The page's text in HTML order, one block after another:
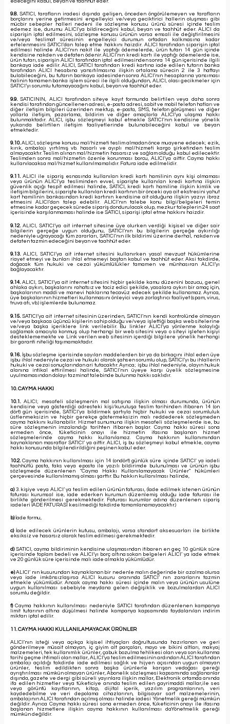
9.8.SATICI, tarafların iradesi dışında gelişen, önceden öngörülemeyen ve tarafların
borçlarını yerine getirmesini engelleyici ve/veya geciktirici hallerin oluşması gibi
mücbir sebepler halleri nedeni ile sözleşme konusu ürünü süresi içinde teslim
edemez ise, durumu ALICI'ya bildireceğini kabul, beyan ve taahhüt eder. ALICI da
siparişin iptal edilmesini, sözleşme konusu ürünün varsa emsali ile değiştirilmesini
ve/veya teslimat süresinin engelleyici durumun ortadan kalkmasına kadar
ertelenmesini SATICI’dan talep etme hakkını haizdir. ALICI tarafından siparişin iptal
edilmesi halinde ALICI’nın nakit ile yaptığı ödemelerde, ürün tutarı 14 gün içinde
kendisine nakden ve defaten ödenir. ALICI’nın kredi kartı ile yaptığı ödemelerde ise,
ürün tutarı, siparişin ALICI tarafından iptal edilmesinden sonra 14 gün içerisinde ilgili
bankaya iade edilir. ALICI, SATICI tarafından kredi kartına iade edilen tutarın banka
tarafından ALICI hesabına yansıtılmasına ilişkin ortalama sürecin 2 ile 3 haftayı
bulabileceğini, bu tutarın bankaya iadesinden sonra ALICI’nın hesaplarına yansıması
halinin tamamen banka işlem süreci ile ilgili olduğundan, ALICI, olası gecikmeler için
SATICI’yı sorumlu tutamayacağını kabul, beyan ve taahhüt eder.
9.9. SATICININ, ALICI tarafından siteye kayıt formunda belirtilen veya daha sonra
kendisi tarafından güncellenen adresi, e-posta adresi, sabit ve mobil telefon hatları ve
diğer iletişim bilgileri üzerinden mektup, e-posta, SMS, telefon görüşmesi ve diğer
yollarla iletişim, pazarlama, bildirim ve diğer amaçlarla ALICI’ya ulaşma hakkı
bulunmaktadır. ALICI, işbu sözleşmeyi kabul etmekle SATICI’nın kendisine yönelik
yukarıda belirtilen iletişim faaliyetlerinde bulunabileceğini kabul ve beyan
etmektedir.
9.10.ALICI, sözleşme konusu mal/hizmeti teslim almadan önce muayene edecek; ezik,
kırık, ambalajı yırtılmış vb. hasarlı ve ayıplı mal/hizmeti kargo şirketinden teslim
almayacaktır. Teslim alınan mal/hizmetin hasarsız ve sağlam olduğu kabul edilecektir.
Teslimden sonra mal/hizmetin özenle korunması borcu, ALICI’ya aittir. Cayma hakkı
kullanılacaksa mal/hizmet kullanılmamalıdır. Fatura iade edilmelidir.
9.11.ALICI ile sipariş esnasında kullanılan kredi kartı hamilinin aynı kişi olmaması
veya ürünün ALICI’ya tesliminden evvel, siparişte kullanılan kredi kartına ilişkin
güvenlik açığı tespit edilmesi halinde, SATICI, kredi kartı hamiline ilişkin kimlik ve
iletişim bilgilerini, siparişte kullanılan kredi kartının bir önceki aya ait ekstresini yahut
kart hamilinin bankasından kredi kartının kendisine ait olduğuna ilişkin yazıyı ibraz
etmesini ALICI’dan talep edebilir. ALICI’nın talebe konu bilgi/belgeleri temin
etmesine kadar geçecek sürede sipariş dondurulacak olup, mezkur taleplerin 24 saat
içerisinde karşılanmaması halinde ise SATICI, siparişi iptal etme hakkını haizdir.
9.12. ALICI, SATICI’ya ait internet sitesine üye olurken verdiği kişisel ve diğer sair
bilgilerin gerçeğe uygun olduğunu, SATICI’nın bu bilgilerin gerçeğe aykırılığı
nedeniyle uğrayacağı tüm zararları, SATICI’nın ilk bildirimi üzerine derhal, nakden ve
defaten tazmin edeceğini beyan ve taahhüt eder.
9.13.ALICI, SATICI’ya ait internet sitesini kullanırken yasal mevzuat hükümlerine
riayet etmeyi ve bunları ihlal etmemeyi baştan kabul ve taahhüt eder. Aksi takdirde,
doğacak tüm hukuki ve cezai yükümlülükler tamamen ve münhasıran ALICI’yı
bağlayacaktır.
9.14.ALICI, SATICI’ya ait internet sitesini hiçbir şekilde kamu düzenini bozucu, genel
ahlaka aykırı, başkalarını rahatsız ve taciz edici şekilde, yasalara aykırı bir amaç için,
başkalarının maddi ve manevi haklarına tecavüz edecek şekilde kullanamaz. Ayrıca,
üye başkalarının hizmetleri kullanmasını önleyici veya zorlaştırıcı faaliyet (spam, virus,
truva atı, vb.) işlemlerde bulunamaz.
9.15. SATICI’ya ait internet sitesinin üzerinden, SATICI’nın kendi kontrolünde olmayan
ve/veya başkaca üçüncü kişilerin sahip olduğu ve/veya işlettiği başka web sitelerine
ve/veya başka içeriklere link verilebilir. Bu linkler ALICI’ya yönlenme kolaylığı
sağlamak amacıyla konmuş olup herhangi bir web sitesini veya o siteyi işleten kişiyi
desteklememekte ve Link verilen web sitesinin içerdiği bilgilere yönelik herhangi
bir garanti niteliği taşımamaktadır.
9.16.İşbu sözleşme içerisinde sayılan maddelerden bir ya da birkaçını ihlal eden üye
işbu ihlal nedeniyle cezai ve hukuki olarak şahsen sorumlu olup, SATICI’yı bu ihlallerin
hukuki ve cezai sonuçlarından ari tutacaktır. Ayrıca; işbu ihlal nedeniyle, olayın hukuk
alanına intikal ettirilmesi halinde, SATICI’nın üyeye karşı üyelik sözleşmesine
uyulmamasından dolayı tazminat talebinde bulunma hakkı saklıdır.
10. CAYMA HAKKI
10.1. ALICI; mesafeli sözleşmenin mal satışına ilişkin olması durumunda, ürünün
kendisine veya gösterdiği adresteki kişi/kuruluşa teslim tarihinden itibaren 14 (on
dört) gün içerisinde, SATICI’ya bildirmek şartıyla hiçbir hukuki ve cezai sorumluluk
üstlenmeksizin ve hiçbir gerekçe göstermeksizin malı reddederek sözleşmeden
cayma hakkını kullanabilir. Hizmet sunumuna ilişkin mesafeli sözleşmelerde ise, bu
süre sözleşmenin imzalandığı tarihten itibaren başlar. Cayma hakkı süresi sona
ermeden önce, tüketicinin onayı ile hizmetin ifasına başlanan hizmet
sözleşmelerinde cayma hakkı kullanılamaz. Cayma hakkının kullanımından
kaynaklanan masraflar SATICI’ ya aittir. ALICI, iş bu sözleşmeyi kabul etmekle, cayma
hakkı konusunda bilgilendirildiğini peşinen kabul eder.
10.2.Cayma hakkının kullanılması için 14 (ondört) günlük süre içinde SATICI' ya iadeli
taahhütlü posta, faks veya eposta ile yazılı bildirimde bulunulması ve ürünün işbu
sözleşmede düzenlenen "Cayma Hakkı Kullanılamayacak Ürünler" hükümleri
çerçevesinde kullanılmamış olması şarttır. Bu hakkın kullanılması halinde,
a)3. kişiye veya ALICI’ ya teslim edilen ürünün faturası, (İade edilmek istenen ürünün
faturası kurumsal ise, iade ederken kurumun düzenlemiş olduğu iade faturası ile
birlikte gönderilmesi gerekmektedir. Faturası kurumlar adına düzenlenen sipariş
iadeleri İADE FATURASI kesilmediği takdirde tamamlanamayacaktır.)
b)İade formu,
c)İade edilecek ürünlerin kutusu, ambalajı, varsa standart aksesuarları ile birlikte
eksiksiz ve hasarsız olarak teslim edilmesi gerekmektedir.
d)SATICI, cayma bildiriminin kendisine ulaşmasından itibaren en geç 10 günlük süre
içerisinde toplam bedeli ve ALICI’yı borç altına sokan belgeleri ALICI’ ya iade etmek
ve 20 günlük süre içerisinde malı iade almakla yükümlüdür.
e)ALICI’ nın kusurundan kaynaklanan bir nedenle malın değerinde bir azalma olursa
veya iade imkânsızlaşırsa ALICI kusuru oranında SATICI’ nın zararlarını tazmin
etmekle yükümlüdür. Ancak cayma hakkı süresi içinde malın veya ürünün usulüne
uygun kullanılması sebebiyle meydana gelen değişiklik ve bozulmalardan ALICI
sorumlu değildir.
f)Cayma hakkının kullanılması nedeniyle SATICI tarafından düzenlenen kampanya
limit tutarının altına düşülmesi halinde kampanya kapsamında faydalanılan indirim
miktarı iptal edilir.
11. CAYMA HAKKI KULLANILAMAYACAK ÜRÜNLER
ALICI’nın isteği veya açıkça kişisel ihtiyaçları doğrultusunda hazırlanan ve geri
gönderilmeye müsait olmayan, iç giyim alt parçaları, mayo ve bikini altları, makyaj
malzemeleri, tek kullanımlık ürünler, çabuk bozulma tehlikesi olan veya son kullanma
tarihi geçme ihtimali olan mallar, ALICI’ya teslim edilmesinin ardından ALICI tarafından
ambalajı açıldığı takdirde iade edilmesi sağlık ve hijyen açısından uygun olmayan
ürünler, teslim edildikten sonra başka ürünlerle karışan vedoğası gereği
ayrıştırılması mümkün olmayan ürünler, Abonelik sözleşmesi kapsamında sağlananlar
dışında, gazete ve dergi gibi süreli yayınlara ilişkin mallar, Elektronik ortamda anında
ifa edilen hizmetler veya tüketiciye anında teslim edilen gayrimaddi mallar,ile ses
veya görüntü kayıtlarının, kitap, dijital içerik, yazılım programlarının, veri
kaydedebilme ve veri depolama cihazlarının, bilgisayar sarf malzemelerinin,
ambalajının ALICI tarafından açılmış olması halinde iadesi Yönetmelik gereği mümkün
değildir. Ayrıca Cayma hakkı süresi sona ermeden önce, tüketicinin onayı ile ifasına
başlanan hizmetlere ilişkin cayma hakkının kullanılması daYönetmelik gereği
mümkün değildir.